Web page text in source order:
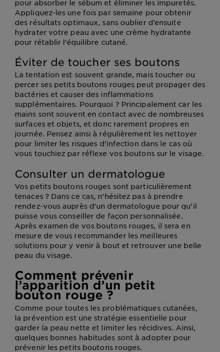
pour absorber le sébum et éliminer les impuretés.
Appliquez-les une fois par semaine pour obtenir
des résultats optimaux, sans oublier d’ensuite
hydrater votre peau avec une crème hydratante
pour rétablir l’équilibre cutané.
Éviter de toucher ses boutons
La tentation est souvent grande, mais toucher ou
percer ses petits boutons rouges peut propager des
bactéries et causer des inflammations
supplémentaires. Pourquoi ? Principalement car les
mains sont souvent en contact avec de nombreuses
surfaces et objets, et donc rarement propres en
journée. Pensez ainsi à régulièrement les nettoyer
pour limiter les risques d’infection dans le cas où
vous touchiez par réflexe vos boutons sur le visage.
Consulter un dermatologue
Vos petits boutons rouges sont particulièrement
tenaces ? Dans ce cas, n’hésitez pas à prendre
rendez-vous auprès d’un dermatologue pour qu’il
puisse vous conseiller de façon personnalisée.
Après examen de vos boutons rouges, il sera en
mesure de vous recommander les meilleures
solutions pour y venir à bout et retrouver une belle
peau du visage.
Comment prévenir
l’apparition d’un petit
bouton rouge ?
Comme pour toutes les problématiques cutanées,
la prévention est une stratégie essentielle pour
garder la peau nette et limiter les récidives. Ainsi,
quelques bonnes habitudes sont à adopter pour
prévenir les petits boutons rouges.